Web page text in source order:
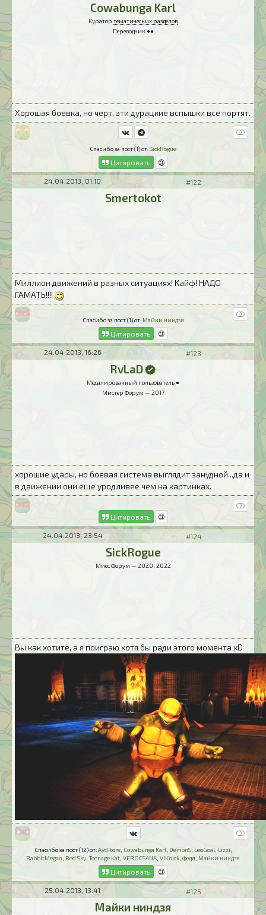
Cowabunga Karl
Куратор тематических разделов
Переводчик ●●
Хорошая боевка, но черт, эти дурацкие вспышки все портят.
Спасибо за пост (1) от:SickRogue
Цитировать
24.04.2013, 01:10 #122
Smertokot
Миллион движений в разных ситуациях! Кайф! НАДО
ГАМАТЬ!!!!
Спасибо за пост (1) от: Майки ниндзя
Цитировать
24.04.2013, 16:26 #123
RvLaD
Медалированный пользователь ●
Мистер Форум — 2017
хорошие удары, но боевая система выглядит занудной...да и
в движении они еще уродливее чем на картинках.
Цитировать
24.04.2013, 23:54 #124
SickRogue
Мисс Форум — 2020, 2022
Вы как хотите, а я поиграю хотя бы ради этого момента xD
Спасибо за пост (12) от: Ayditore, Cowabunga Karl DemonS, LeoGoal Lizzi
RabbitMegan Red Sky Teenage Kat VEROCSANA VIKnick Федя Майки ниндзя
Цитировать
25.04.2013, 13:41 #125
Майки ниндзя